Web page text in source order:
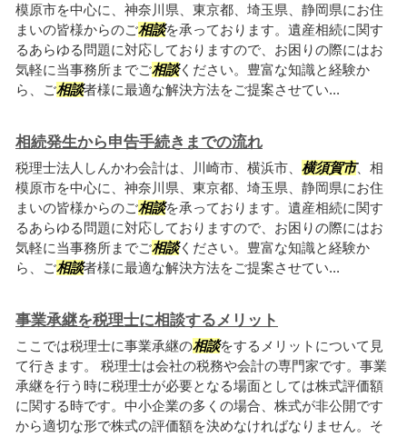
模原市を中心に、神奈川県、東京都、埼玉県、静岡県にお住
まいの皆様からのご相談を承っております。遺産相続に関す
るあらゆる問題に対応しておりますので、お困りの際にはお
気軽に当事務所までご相談ください。豊富な知識と経験か
ら、ご相談者様に最適な解決方法をご提案させてい...
相続発生から申告手続きまでの流れ
税理士法人しんかわ会計は、川崎市、横浜市、 横須賀市、相
模原市を中心に、神奈川県、東京都、埼玉県、静岡県にお住
まいの皆様からのご相談を承っております。遺産相続に関す
るあらゆる問題に対応しておりますので、お困りの際にはお
気軽に当事務所までご相談ください。豊富な知識と経験か
ら、ご相談者様に最適な解決方法をご提案させてい...
事業承継を税理士に相談するメリット
ここでは税理士に事業承継の相談をするメリットについて見
て行きます。 税理士は会社の税務や会計の専門家です。事業
承継を行う時に税理士が必要となる場面としては株式評価額
に関する時です。中小企業の多くの場合、株式が非公開です
から適切な形で株式の評価額を決めなければなりません。そ